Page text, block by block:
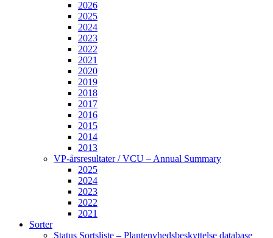
2026
2025
2024
2023
2022
2021
2020
2019
2018
2017
2016
2015
2014
2013
VP-årsresultater / VCU – Annual Summary
2025
2024
2023
2022
2021
Sorter
Status Sortsliste – Plantenyhedsbeskyttelse database